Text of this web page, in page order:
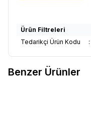
Ürün Filtreleri
Tedarikçi Ürün Kodu
:
Benzer Ürünler